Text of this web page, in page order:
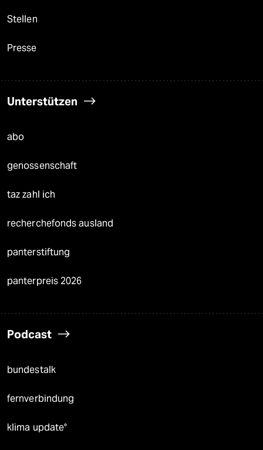
Stellen
Presse
Unterstützen
abo
genossenschaft
taz zahl ich
recherchefonds ausland
panterstiftung
panterpreis 2026
Podcast
bundestalk
fernverbindung
klima update°